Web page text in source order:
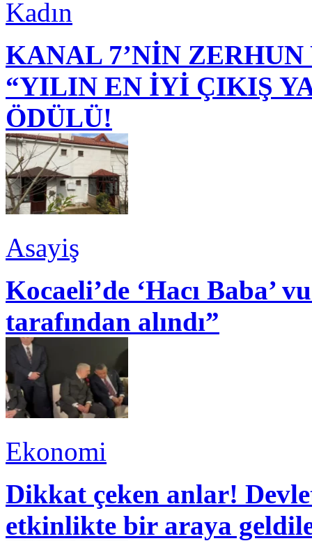
Kadın
KANAL 7’NİN
“YILIN EN İYİ ÇIKIŞ
ÖDÜLÜ!
Asayiş
Kocaeli’de ‘Hacı Baba’
tarafından alındı”
Ekonomi
Dikkat çeken anlar!
etkinlikte bir araya